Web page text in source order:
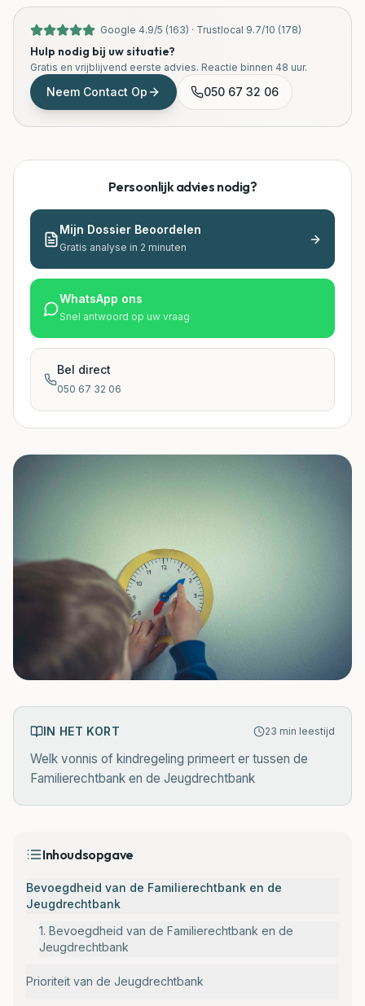
Google 4.9/5 (163) · Trustlocal 9.7/10 (178)
Hulp nodig bij uw situatie?
Gratis en vrijblijvend eerste advies. Reactie binnen 48 uur.
Neem Contact Op 050 67 32 06
Persoonlijk advies nodig?
Mijn Dossier Beoordelen
Gratis analyse in 2 minuten
WhatsApp ons
Snel antwoord op uw vraag
Bel direct
050 67 32 06
IN HET KORT 23 min leestijd
Welk vonnis of kindregeling primeert er tussen de
Familierechtbank en de Jeugdrechtbank
Inhoudsopgave
Bevoegdheid van de Familierechtbank en de
Jeugdrechtbank
1. Bevoegdheid van de Familierechtbank en de
Jeugdrechtbank
Prioriteit van de Jeugdrechtbank